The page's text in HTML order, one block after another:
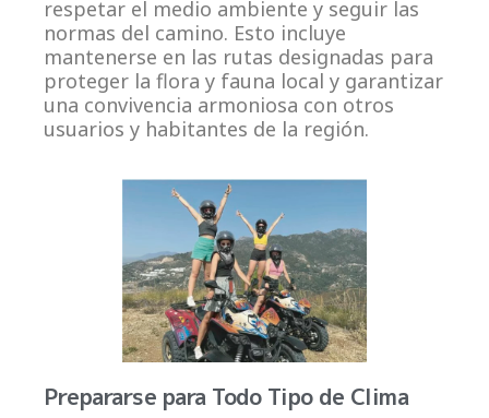
respetar el medio ambiente y seguir las
normas del camino. Esto incluye
mantenerse en las rutas designadas para
proteger la flora y fauna local y garantizar
una convivencia armoniosa con otros
usuarios y habitantes de la región.
Prepararse para Todo Tipo de Clima